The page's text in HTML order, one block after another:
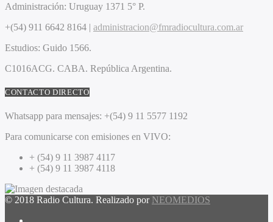
Administración: Uruguay 1371 5° P.
+(54) 911 6642 8164 | administracion@fmradiocultura.com.ar
Estudios: Guido 1566.
C1016ACG. CABA. República Argentina.
CONTACTO DIRECTO
Whatsapp para mensajes: +(54) 9 11 5577 1192
Para comunicarse con emisiones en VIVO:
+ (54) 9 11 3987 4117
+ (54) 9 11 3987 4118
© 2018 Radio Cultura. Realizado por NEOMEDIOS